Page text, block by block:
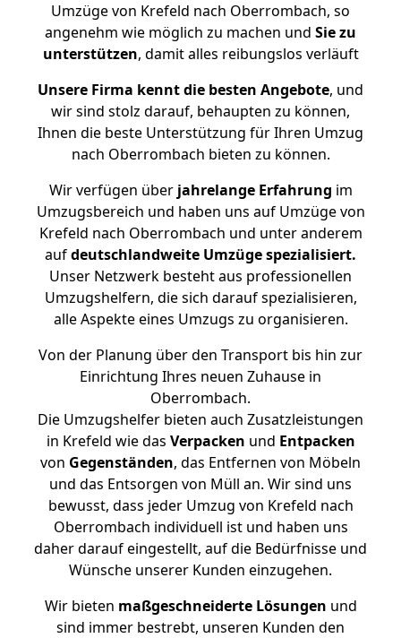
Umzüge von Krefeld nach Oberrombach, so
angenehm wie möglich zu machen und Sie zu
unterstützen, damit alles reibungslos verläuft
Unsere Firma kennt die besten Angebote, und
wir sind stolz darauf, behaupten zu können,
Ihnen die beste Unterstützung für Ihren Umzug
nach Oberrombach bieten zu können.
Wir verfügen überjahrelange Erfahrung im
Umzugsbereich und haben uns auf Umzüge von
Krefeld nach Oberrombach und unter anderem
aufdeutschlandweite Umzüge spezialisiert.
Unser Netzwerk besteht aus professionellen
Umzugshelfern, die sich darauf spezialisieren,
alle Aspekte eines Umzugs zu organisieren.
Von der Planung über den Transport bis hin zur
Einrichtung Ihres neuen Zuhause in
Oberrombach.
Die Umzugshelfer bieten auch Zusatzleistungen
in Krefeld wie das Verpacken und Entpacken
von Gegenständen, das Entfernen von Möbeln
und das Entsorgen von Müll an. Wir sind uns
bewusst, dass jeder Umzug von Krefeld nach
Oberrombach individuell ist und haben uns
daher darauf eingestellt, auf die Bedürfnisse und
Wünsche unserer Kunden einzugehen.
Wir bieten maßgeschneiderte Lösungen und
sind immer bestrebt, unseren Kunden den